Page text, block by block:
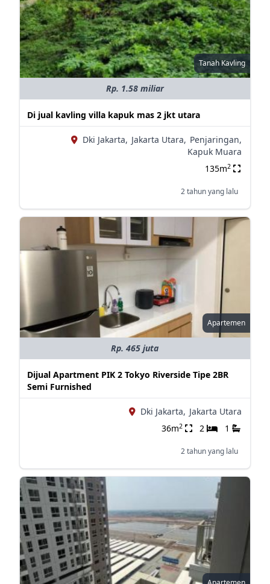
Tanah Kavling
Rp. 1.58 miliar
Di jual kavling villa kapuk mas 2 jkt utara
Dki Jakarta, Jakarta Utara, Penjaringan,
Kapuk Muara
135m2
2 tahun yang lalu
Apartemen
Rp. 465 juta
Dijual Apartment PIK 2 Tokyo Riverside Tipe 2BR
Semi Furnished
Dki Jakarta, Jakarta Utara
36m2 2 1
2 tahun yang lalu